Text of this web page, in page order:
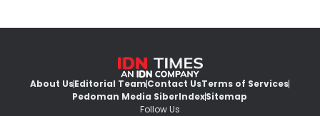
About UsEditorial TeamContact UsTerms of Services
Pedoman Media SiberIndexSitemap
Follow Us